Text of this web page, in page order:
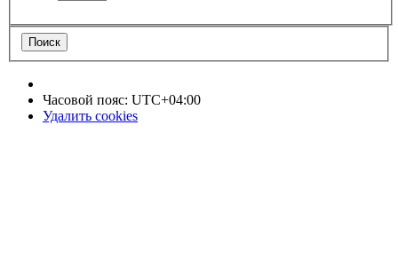
Часовой пояс: UTC+04:00
Удалить cookies